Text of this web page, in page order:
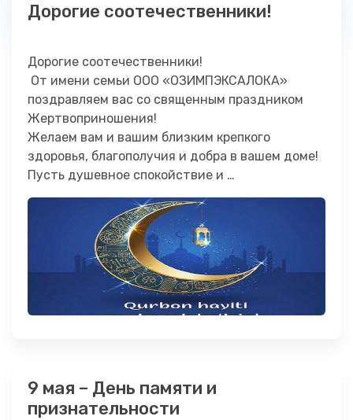
Дорогие соотечественники!
Дорогие соотечественники!
От имени семьи ООО «ОЗИМПЭКСАЛОКА»
поздравляем вас со священным праздником
Жертвоприношения!
Желаем вам и вашим близким крепкого
здоровья, благополучия и добра в вашем доме!
Пусть душевное спокойствие и …
9 мая – День памяти и
признательности